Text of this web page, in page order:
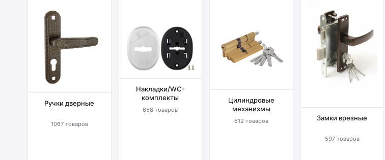
Ручки дверные
1067 товаров
Накладки/WC-
комплекты
658 товаров
Цилиндровые
механизмы
612 товаров Замки врезные
597 товаров